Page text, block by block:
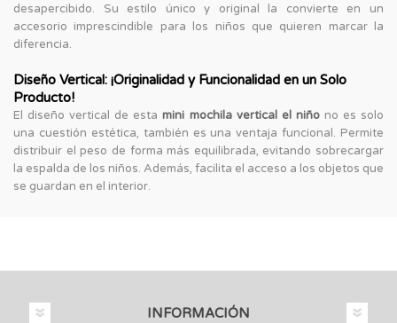
desapercibido. Su estilo único y original la convierte en un
accesorio imprescindible para los niños que quieren marcar la
diferencia.
Diseño Vertical: ¡Originalidad y Funcionalidad en un Solo
Producto!
El diseño vertical de estamini mochila vertical el niñono es solo
una cuestión estética, también es una ventaja funcional. Permite
distribuir el peso de forma más equilibrada, evitando sobrecargar
la espalda de los niños. Además, facilita el acceso a los objetos que
se guardan en el interior.
INFORMACIÓN